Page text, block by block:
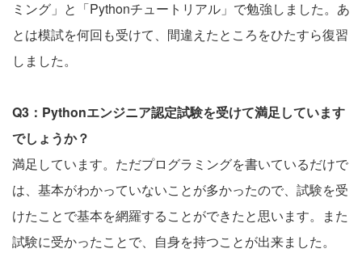
ミング」と「Pythonチュートリアル」で勉強しました。あ
とは模試を何回も受けて、間違えたところをひたすら復習
しました。
Q3：Pythonエンジニア認定試験を受けて満足しています
でしょうか？
満足しています。ただプログラミングを書いているだけで
は、基本がわかっていないことが多かったので、試験を受
けたことで基本を網羅することができたと思います。また
試験に受かったことで、自身を持つことが出来ました。